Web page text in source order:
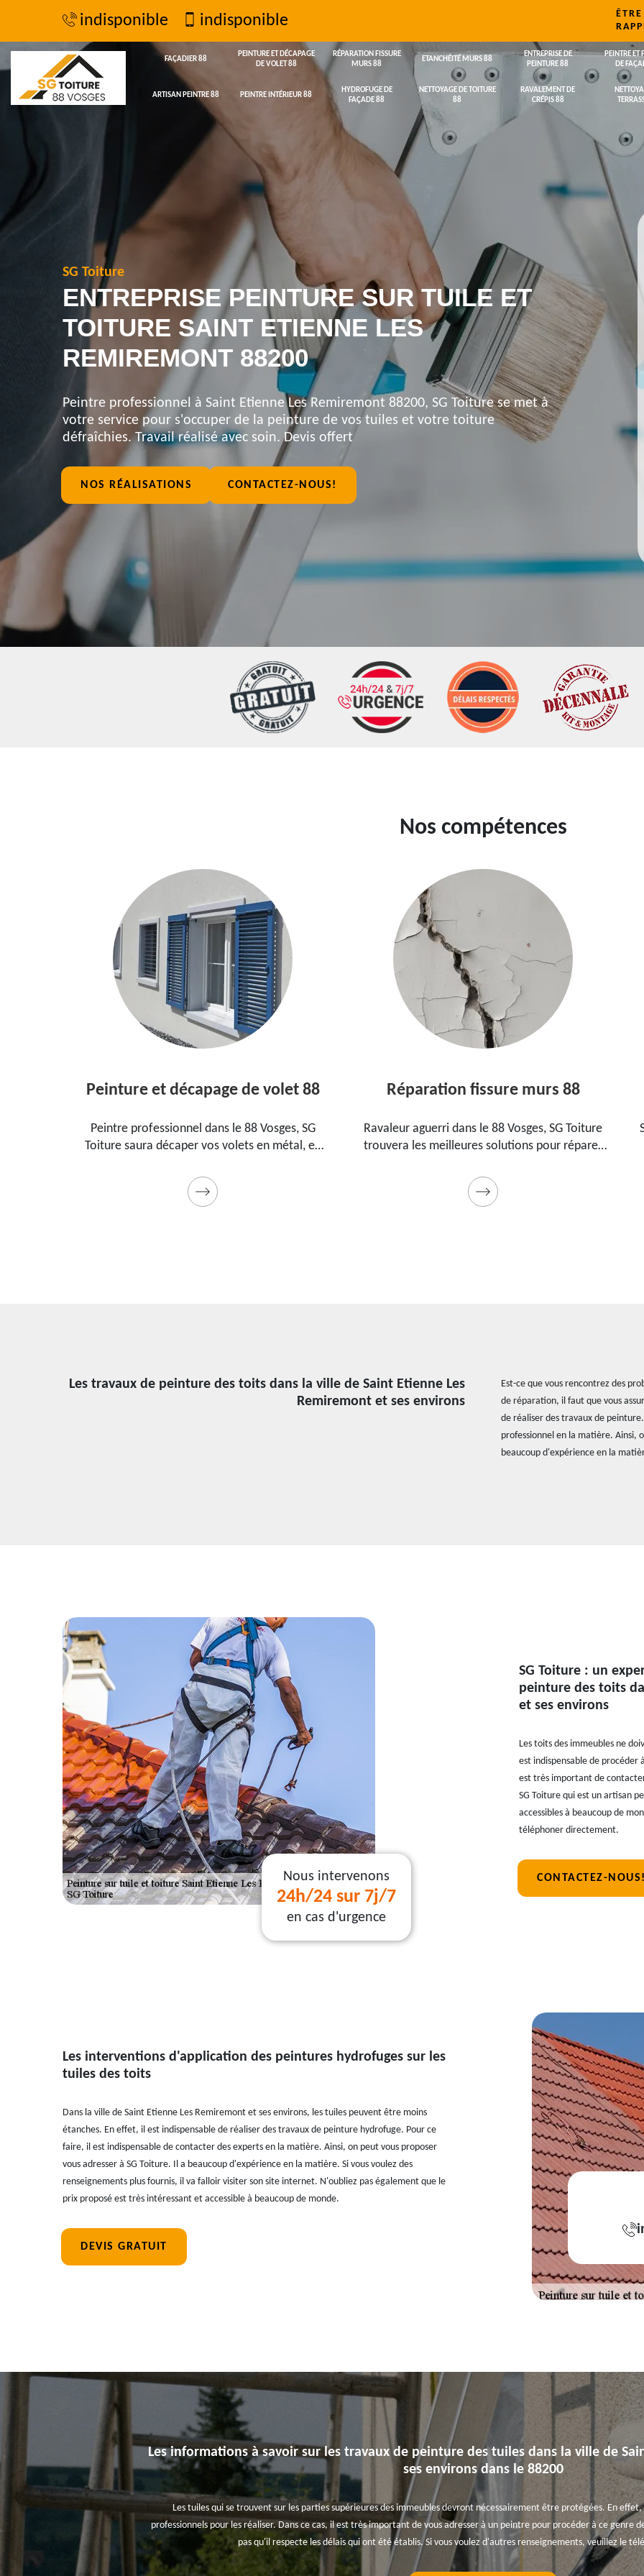
indisponible indisponible
ÊTRE
FAÇADIER 88
PEINTURE ET DÉCAPAGE
DE VOLET 88
RÉPARATION FISSURE
MURS 88
ETANCHÉITÉ MURS 88
ENTREPRISE DE
PEINTURE 88
PEINTRE ET
DE
ARTISAN PEINTRE 88 PEINTRE INTÉRIEUR 88
HYDROFUGE DE
FAÇADE 88
NETTOYAGE DE TOITURE
88
RAVALEMENT DE
CRÉPIS 88
SG Toiture
ENTREPRISE PEINTURE SUR TUILE ET
TOITURE SAINT ETIENNE LES
REMIREMONT 88200
Peintre professionnel à Saint Etienne Les Remiremont 88200, SG Toiture se met à
votre service pour s'occuper de la peinture de vos tuiles et votre toiture
défraîchies. Travail réalisé avec soin. Devis offert
NOS RÉALISATIONS CONTACTEZ-NOUS!
Nos compétences
Peinture et décapage de volet 88
Peintre professionnel dans le 88 Vosges, SG
Toiture saura décaper vos volets en métal, en
Utilise des produits et des peintures de qualité.
Réparation fissure murs 88
Ravaleur aguerri dans le 88 Vosges, SG Toiture
trouvera les meilleures solutions pour réparer
qualité et des matériels professionnels. Travaux
SG Toiture
88 Vosges
Les travaux de peinture des toits dans la ville de Saint Etienne Les
Remiremont et ses environs
Est-ce que vous rencontrez des
de réparation, il faut que vous
de réaliser des travaux de
professionnel en la matière. Ainsi,
beaucoup d'expérience en la
Nous intervenons
24h/24 sur 7j/7
en cas d'urgence
SG Toiture : un
peinture des toits
et ses environs
Les toits des immeubles ne
est indispensable de procéder
est très important de
SG Toiture qui est un artisan
accessibles à beaucoup de
téléphoner directement.
CONTACTEZ-NOUS!
Les interventions d'application des peintures hydrofuges sur les
tuiles des toits
Dans la ville de Saint Etienne Les Remiremont et ses environs, les tuiles peuvent être moins
étanches. En effet, il est indispensable de réaliser des travaux de peinture hydrofuge. Pour ce
faire, il est indispensable de contacter des experts en la matière. Ainsi, on peut vous proposer
vous adresser à SG Toiture. Il a beaucoup d'expérience en la matière. Si vous voulez des
renseignements plus fournis, il va falloir visiter son site internet. N'oubliez pas également que le
prix proposé est très intéressant et accessible à beaucoup de monde.
DEVIS GRATUIT
Les informations à savoir sur les travaux de peinture des tuiles dans la ville de
ses environs dans le 88200
Les tuiles qui se trouvent sur les parties supérieures des immeubles devront nécessairement être protégées. En
professionnels pour les réaliser. Dans ce cas, il est très important de vous adresser à un peintre pour procéder à ce genre
pas qu'il respecte les délais qui ont été établis. Si vous voulez d'autres renseignements, veuillez le